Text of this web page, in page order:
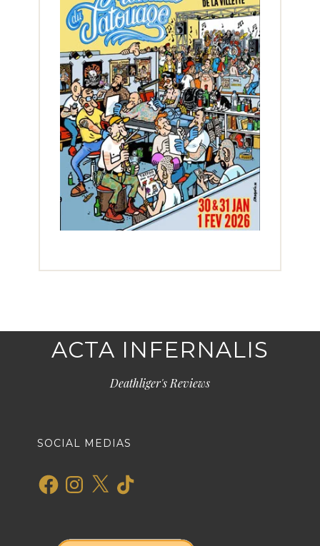
ACTA INFERNALIS
Deathliger's Reviews
SOCIAL MEDIAS
FacebookInstagram
X TikTok